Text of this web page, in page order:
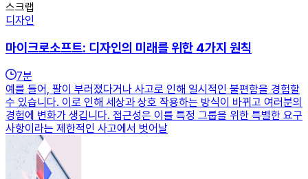
스크랩
디자인
마이크로소프트: 디자인의 미래를 위한 4가지 원칙
7분
예를 들어, 팔이 부러졌다거나 사고로 인해 일시적인 불편함을 경험할
수 있습니다. 이로 인해 세상과 상호 작용하는 방식이 바뀌고 여러분의
경험에 변화가 생깁니다. 접근성은 이를 특정 그룹을 위한 특별한 요구
사항이라는 제한적인 사고에서 벗어날